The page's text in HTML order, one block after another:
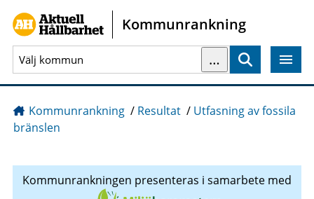
Gå direkt till sidans innehåll
Kommunrankning
…
Kommunrankning / Resultat / Utfasning av fossila
bränslen
Kommunrankningen presenteras i samarbete med